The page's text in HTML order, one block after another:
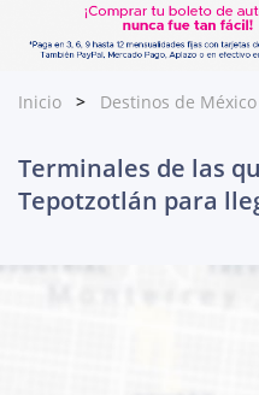
Inicio Destinos de México
Terminales de las
Tepotzotlán para